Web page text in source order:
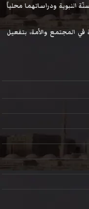
النبوية ودراساتهما محلياً
في المجتمع والأمة، بتفعيل